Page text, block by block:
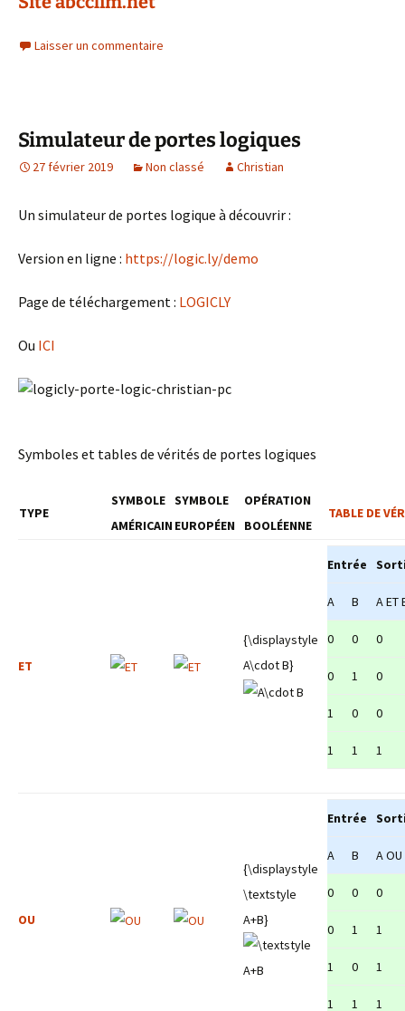
Laisser un commentaire
Simulateur de portes logiques
27 février 2019 Non classé Christian
Un simulateur de portes logique à découvrir :
Version en ligne : https://logic.ly/demo
Page de téléchargement : LOGICLY
Ou ICI
Symboles et tables de vérités de portes logiques
TYPE
SYMBOLE
AMÉRICAIN
SYMBOLE
EUROPÉEN
OPÉRATION
BOOLÉENNE
TABLE DE
ET
{\displaystyle
A\cdot B}
Entrée
A B A ET
0 0 0
0 1 0
1 0 0
1 1 1
OU
{\displaystyle
\textstyle
A+B}
Entrée
A B A OU
0 0 0
0 1 1
1 0 1
1 1 1